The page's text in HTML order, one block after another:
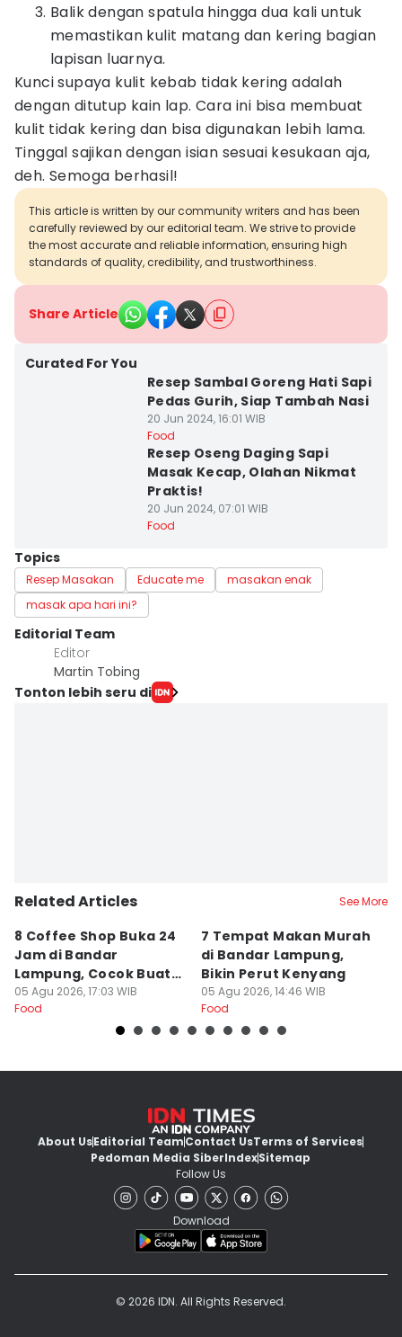
Balik dengan spatula hingga dua kali untuk
memastikan kulit matang dan kering bagian
lapisan luarnya.
Kunci supaya kulit kebab tidak kering adalah
dengan ditutup kain lap. Cara ini bisa membuat
kulit tidak kering dan bisa digunakan lebih lama.
Tinggal sajikan dengan isian sesuai kesukaan aja,
deh. Semoga berhasil!
This article is written by our community writers and has been
carefully reviewed by our editorial team. We strive to provide
the most accurate and reliable information, ensuring high
standards of quality, credibility, and trustworthiness.
Share Article
Curated For You
Resep Sambal Goreng Hati Sapi
Pedas Gurih, Siap Tambah Nasi
20 Jun 2024, 16:01 WIB
Food
Resep Oseng Daging Sapi
Masak Kecap, Olahan Nikmat
Praktis!
20 Jun 2024, 07:01 WIB
Food
Topics
Resep Masakan Educate me
masakan enak
masak apa hari ini?
Editorial Team
Editor
Martin Tobing
Tonton lebih seru di
Related Articles See More
8 Coffee Shop Buka 24
Jam di Bandar
Lampung, Cocok Buat
Begadang
05 Agu 2026, 17:03 WIB
Food
7 Tempat Makan Murah
di Bandar Lampung,
Bikin Perut Kenyang
05 Agu 2026, 14:46 WIB
Food
About UsEditorial TeamContact UsTerms of Services
Pedoman Media SiberIndexSitemap
Follow Us
Download
© 2026 IDN. All Rights Reserved.